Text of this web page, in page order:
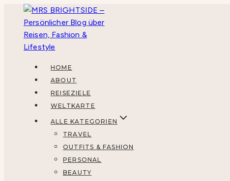
springen
HOME
ABOUT
REISEZIELE
WELTKARTE
ALLE KATEGORIEN
TRAVEL
OUTFITS & FASHION
PERSONAL
BEAUTY